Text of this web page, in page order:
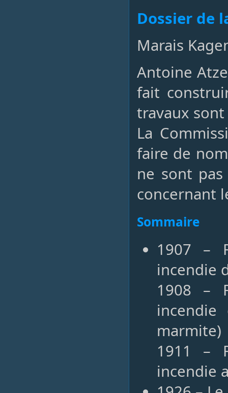
Dossier de
Marais
Antoine
fait
travaux
La
faire de
ne sont
concernant
Sommaire
1907 –
incendie
1908 –
marmite)
1911 –
incendie